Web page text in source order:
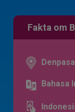
Fakta om
Bahasa